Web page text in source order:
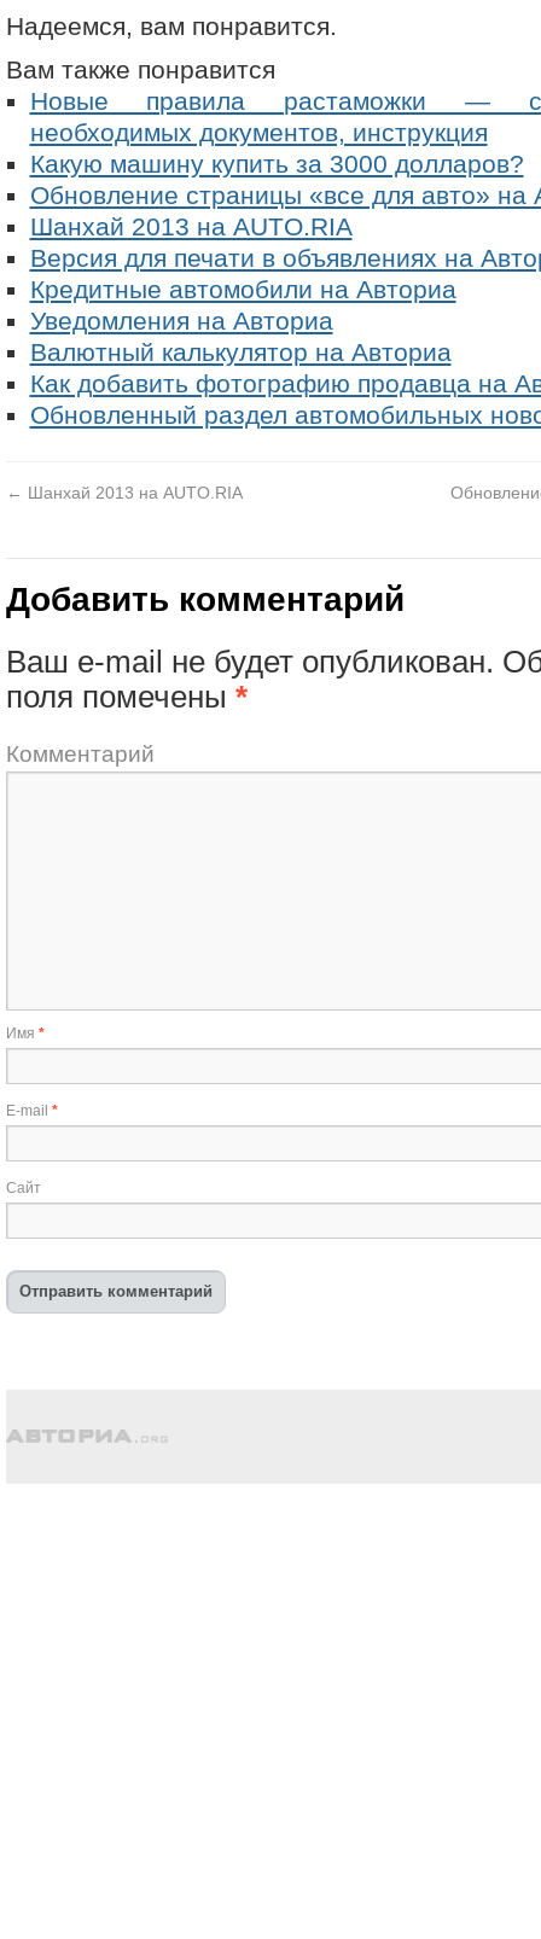
Надеемся, вам понравится.
Вам также понравится
Новые правила растаможки —
необходимых документов, инструкция
Какую машину купить за 3000 долларов?
Обновление страницы «все для авто» на
Шанхай 2013 на AUTO.RIA
Версия для печати в объявлениях на
Кредитные автомобили на Авториа
Уведомления на Авториа
Валютный калькулятор на Авториа
Как добавить фотографию продавца на
Обновленный раздел автомобильных
← Шанхай 2013 на AUTO.RIA
Добавить комментарий
Ваш e-mail не будет опубликован.
поля помечены *
Комментарий
Имя *
E-mail *
Сайт